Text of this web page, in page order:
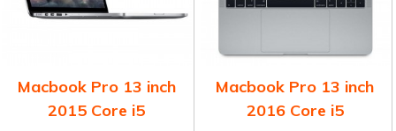
Macbook Pro 13 inch
2015 Core i5
Macbook Pro 13 inch
2016 Core i5